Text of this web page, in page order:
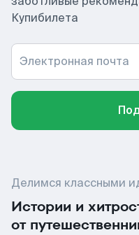
Купибилета
Электронная почта
Делимся классными
Истории и
от